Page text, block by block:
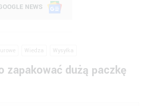
NEWS
Wiedza Wysyłka
zapakować dużą paczkę